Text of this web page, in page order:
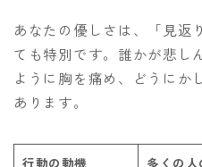
あなたの優しさは、「見返
ても特別です。誰かが悲し
ように胸を痛め、どうにか
あります。
行動の動機 多くの